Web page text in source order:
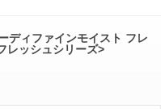
ディファインモイスト フレ
レッシュシリーズ>